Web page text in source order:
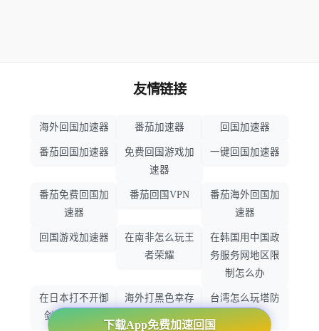
下载App免费加速回国
友情链接
海外回国加速器 番茄加速器 回国加速器
番茄回国加速器
免费回国游戏加
速器
一键回国加速器
番茄免费回国加
速器
番茄回国VPN
番茄海外回国加
速器
回国游戏加速器
在南非怎么玩王
者荣耀
在韩国用中国政
务服务网地区限
制怎么办
在日本打不开御
剑情缘怎么办
海外打黑色幸存
者怎么不卡了
台湾怎么玩塔防